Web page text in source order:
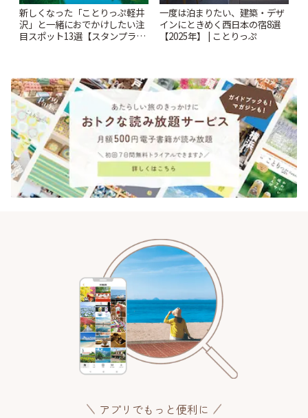
新しくなった「ことりっぷ軽井
沢」と一緒におでかけしたい注
目スポット13選【スタンプラリ
一度は泊まりたい、建築・デザ
インにときめく西日本の宿8選
【2025年】 | ことりっぷ
アプリでもっと便利に